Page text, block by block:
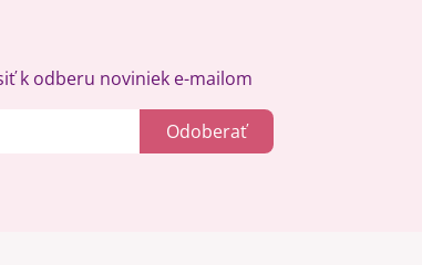
Odoberať
k odberu noviniek e-mailom